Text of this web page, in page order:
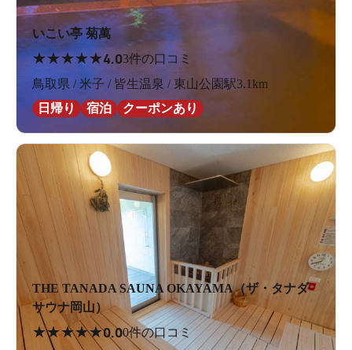
いこい亭 菊萬
★★★★★4.03件の口コミ
鳥取県 / 米子 / 皆生温泉 / 東山公園駅3.1km
日帰り
宿泊 クーポンあり
THE TANADA SAUNA OKAYAMA（ザ・タナダ
サウナ岡山）
★★★★★0.00件の口コミ